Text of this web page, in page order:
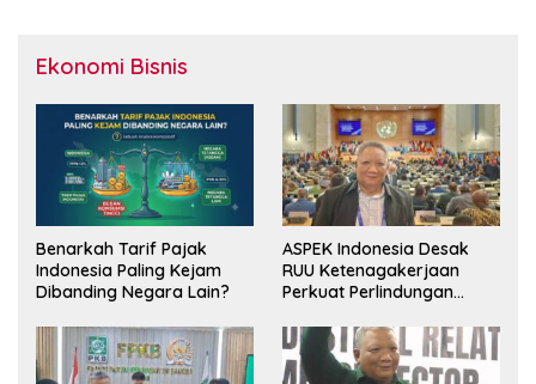
Ekonomi Bisnis
Benarkah Tarif Pajak
Indonesia Paling Kejam
Dibanding Negara Lain?
ASPEK Indonesia Desak
RUU Ketenagakerjaan
Perkuat Perlindungan
Pesangon